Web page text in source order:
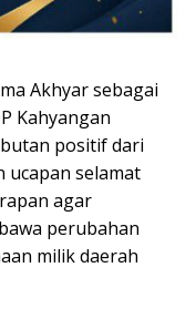
Akhyar sebagai
Kahyangan
positif dari
ucapan selamat
agar
perubahan
milik daerah